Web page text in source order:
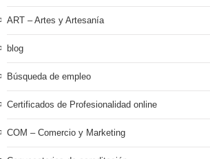
ART – Artes y Artesanía
blog
Búsqueda de empleo
Certificados de Profesionalidad online
COM – Comercio y Marketing